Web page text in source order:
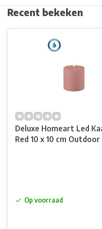
Recent bekeken
Deluxe Homeart Led
Red 10 x 10 cm Outdoor
Op voorraad